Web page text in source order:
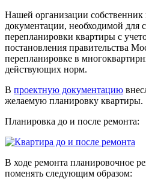
Нашей организации собственник
документации, необходимой для
перепланировки квартиры с
постановления правительства
перепланировке в
действующих норм.
В проектную документацию
желаемую планировку квартиры.
Планировка до и после ремонта:
В ходе ремонта планировочное
поменять следующим образом: